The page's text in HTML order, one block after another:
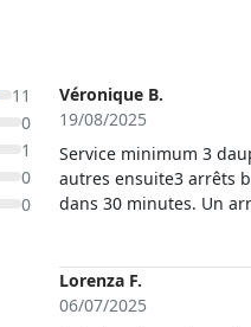
11
0
1
0
0
Véronique B.
19/08/2025
Service minimum 3
autres ensuite3 arrêts
dans 30 minutes. Un
tout le long du trajet2
de houle
Lorenza F.
06/07/2025